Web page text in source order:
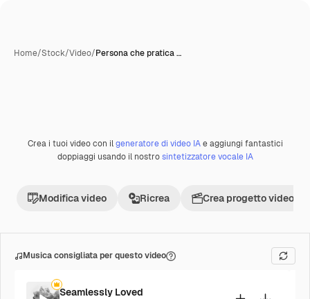
Home/Stock/Video/Persona che pratica …
Premium
Crea i tuoi video con ilgeneratore di video IAe aggiungi fantastici
doppiaggi usando il nostrosintetizzatore vocale IA
Modifica video Ricrea Crea progetto video
Musica consigliata per questo video
Seamlessly Loved